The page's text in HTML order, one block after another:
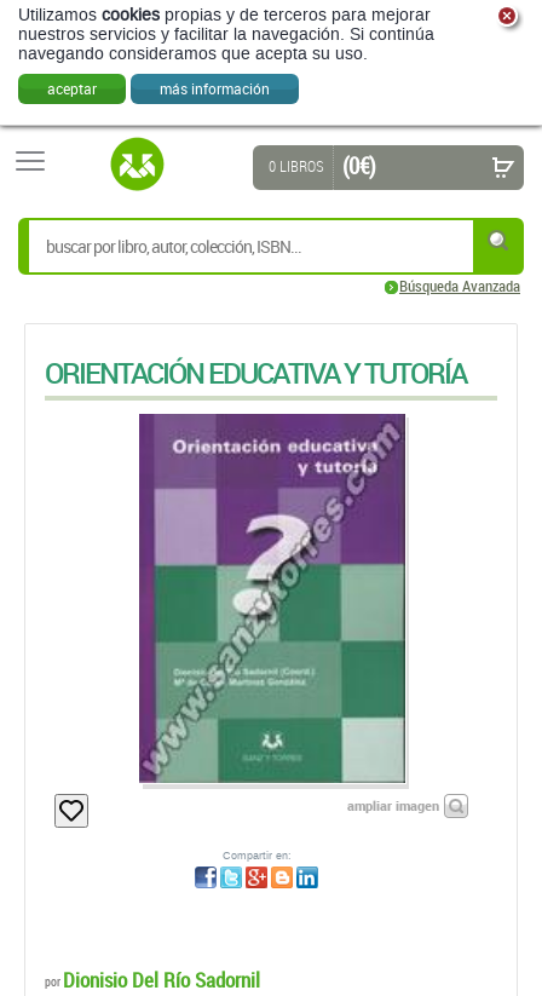
Utilizamos cookies propias y de terceros para mejorar
nuestros servicios y facilitar la navegación. Si continúa
navegando consideramos que acepta su uso.
aceptar más información
Búsqueda Avanzada
0 LIBROS (0 €)
ORIENTACIÓN EDUCATIVA Y TUTORÍA
ampliar imagen
Compartir en:
por Dionisio Del Río Sadornil